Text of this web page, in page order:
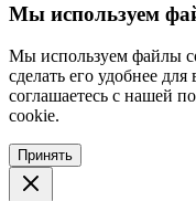
Мы используем
Мы используем файлы
сделать его удобнее
соглашаетесь с нашей
cookie.
Принять